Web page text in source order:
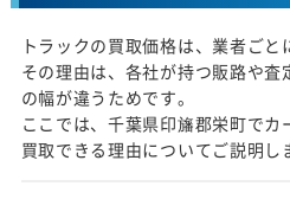
トラックの買取価格は、業者ごと
その理由は、各社が持つ販路や
の幅が違うためです。
ここでは、千葉県印旛郡栄町で
買取できる理由についてご説明し